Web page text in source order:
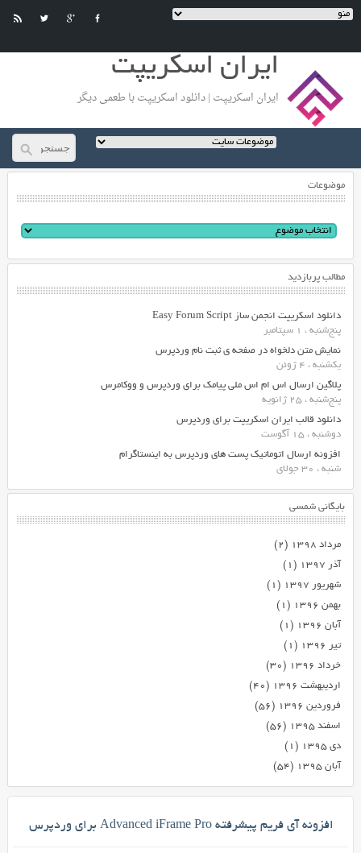
ایران اسکریپت
ایران اسکریپت | دانلود اسکریپت با طعمی دیگر
موضوعات
مطالب پربازدید
دانلود اسکریپت انجمن ساز Easy Forum Script
پنج‌شنبه ، 1 سپتامبر
نمایش متن دلخواه در صفحه ی ثبت نام وردپرس
یکشنبه ، 4 ژوئن
پلاگین ارسال اس ام اس ملی پیامک برای وردپرس و ووکامرس
پنج‌شنبه ، 25 ژانویه
دانلود قالب ایران اسکریپت برای وردپرس
دوشنبه ، 15 آگوست
افزونه ارسال اتوماتیک پست های وردپرس به اینستاگرام
شنبه ، 30 جولای
بایگانی شمسی
مرداد ۱۳۹۸
(۲)
آذر ۱۳۹۷
(۱)
شهریور ۱۳۹۷
(۱)
بهمن ۱۳۹۶
(۱)
آبان ۱۳۹۶
(۱)
تیر ۱۳۹۶
(۱)
خرداد ۱۳۹۶
(۳۰)
اردیبهشت ۱۳۹۶
(۴۰)
فروردین ۱۳۹۶
(۵۶)
اسفند ۱۳۹۵
(۵۶)
دی ۱۳۹۵
(۱)
آبان ۱۳۹۵
(۵۴)
افزونه آی فریم پیشرفته Advanced iFrame Pro برای وردپرس